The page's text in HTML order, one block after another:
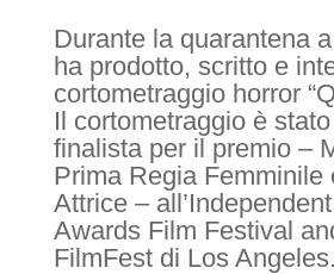
Durante la quarantena
ha prodotto, scritto e
cortometraggio horror
Il cortometraggio è
finalista per il premio –
Prima Regia Femminile
Attrice –
Awards Film Festival
FilmFest di Los Angeles.